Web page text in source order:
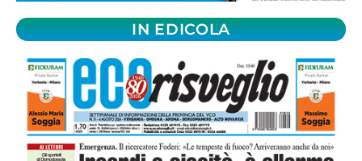
IN EDICOLA